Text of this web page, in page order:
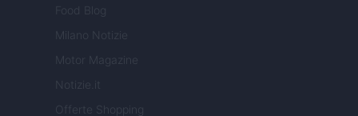
Food Blog
Milano Notizie
Motor Magazine
Notizie.it
Offerte Shopping